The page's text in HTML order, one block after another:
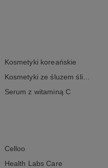
Kosmetyki koreańskie
Kosmetyki ze śluzem ślimaka
Serum z witaminą C
Celloo
Health Labs Care